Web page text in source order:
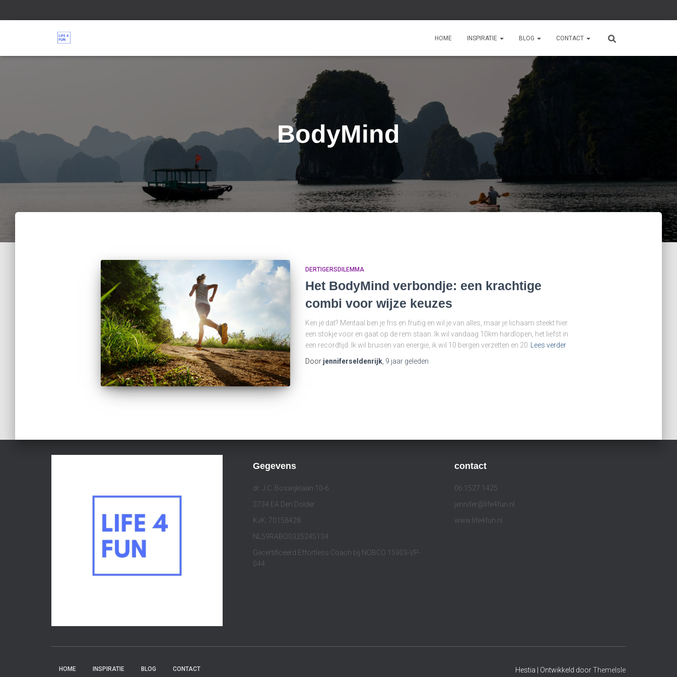
HOME INSPIRATIE BLOG CONTACT
BodyMind
DERTIGERSDILEMMA
Het BodyMind verbondje: een krachtige
combi voor wijze keuzes
Ken je dat? Mentaal ben je fris en fruitig en wil je van alles, maar je lichaam steekt hier
een stokje voor en gaat op de rem staan. Ik wil vandaag 10km hardlopen, het liefst in
een recordtijd. Ik wil bruisen van energie, ik wil 10 bergen verzetten en 20
Lees verder
Door jenniferseldenrijk, 9 jaargeleden
Gegevens
dr. J.C. Boswijklaan 10-6
3734 EA Den Dolder
KvK: 70158428
NL59RABO0325245134
Gecertificeerd Effortless Coach bij NOBCO 15903-VP-
044
contact
06 1527 1425
jennifer@life4fun.nl
www.life4fun.nl
HOME INSPIRATIE BLOG CONTACT Hestia | Ontwikkeld doorThemeIsle